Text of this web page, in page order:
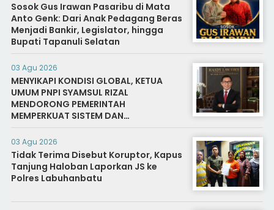
Sosok Gus Irawan Pasaribu di Mata
Anto Genk: Dari Anak Pedagang Beras
Menjadi Bankir, Legislator, hingga
Bupati Tapanuli Selatan
03 Agu 2026
MENYIKAPI KONDISI GLOBAL, KETUA
UMUM PNPI SYAMSUL RIZAL
MENDORONG PEMERINTAH
MEMPERKUAT SISTEM DAN
INFRASTRUKTUR INTELIJEN NEGARA
03 Agu 2026
Tidak Terima Disebut Koruptor, Kapus
Tanjung Haloban Laporkan JS ke
Polres Labuhanbatu